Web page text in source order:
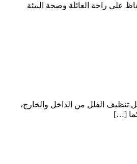
على راحة العائلة وصحة البيئة
تنظيف الفلل من الداخل والخارج،
[…]